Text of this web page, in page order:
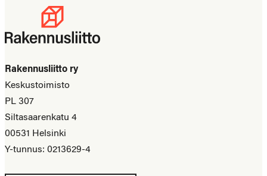
Rakennusliitto ry
Keskustoimisto
PL 307
Siltasaarenkatu 4
00531 Helsinki
Y-tunnus: 0213629-4